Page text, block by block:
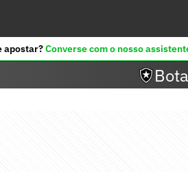
apostar?Converse com o nosso